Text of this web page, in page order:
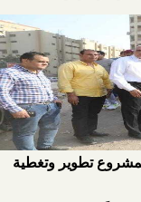
تطوير وتغطية